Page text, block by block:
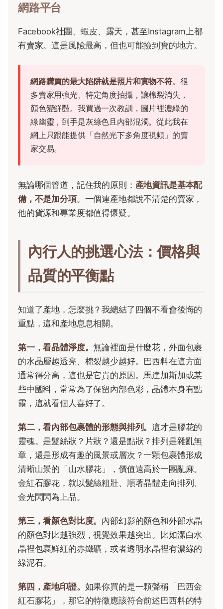
網路平台
Facebook社團、蝦皮、露天，甚至Instagram上都
有賣家。這是風險最高，但也可能撿到寶的地方。
網路購買的最大陷阱就是照片和實物不符。很
多賣家用強光、特定角度拍攝，讓棉裂消失，
顏色變鮮豔。我買過一次教訓，圖片裡濃綠的
綠幽靈，到手是灰綠色且內部混濁。從此我在
網上只跟能提供「自然光下多角度視頻」的賣
家交易。
無論哪個管道，記住我的原則： 產地資訊是基本配
備，不是加分項。一個連產地都說不清楚的賣家，
他的貨源和專業度都值得懷疑。
內行人的挑選心法：價格與
品質的平衡點
知道了產地，怎麼挑？我總結了四個不看會後悔的
重點，這和產地息息相關。
第一，看晶體淨度。無論裡面是什麼花，外面包裹
的水晶層越透亮、棉裂越少越好。巴西料在這方面
通常得分高，這也是它貴的原因。馬達加斯加或某
些中國料，常常為了保留內部色彩，晶體本身有點
霧，這就看個人喜好了。
第二，看內部包裹體的形態與排列。這才是膠花的
靈魂。是髮絲狀？片狀？還是點狀？排列是雜亂無
章，還是形成有趣的風景或層次？一顆包裹體形成
清晰山景的「山水膠花」，價值遠高於一團亂麻。
金紅石膠花，就以髮絲粗壯、順著晶體走向排列、
金光閃閃為上品。
第三，看顏色對比度。 內部幻影的顏色和外部水晶
的顏色對比越強烈，視覺效果越突出。比如潔白水
晶裡包裹鮮紅的赤鐵礦，或者透明水晶裡有濃綠的
綠泥石。
第四，產地印證。 如果你買的是一顆聲稱「巴西金
紅石膠花」，那它的特徵應該符合前述巴西料的特